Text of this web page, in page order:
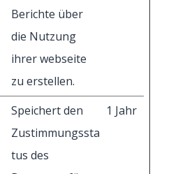
Berichte über
die Nutzung
ihrer webseite
zu erstellen.
Speichert den
Zustimmungssta
tus des
1 Jahr